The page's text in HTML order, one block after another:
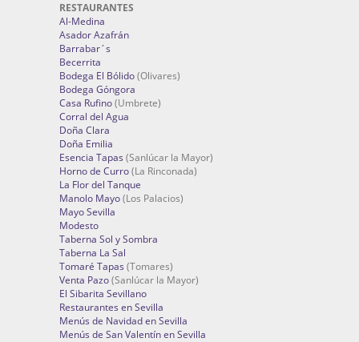
RESTAURANTES
Al-Medina
Asador Azafrán
Barrabar´s
Becerrita
Bodega El Bólido(Olivares)
Bodega Góngora
Casa Rufino(Umbrete)
Corral del Agua
Doña Clara
Doña Emilia
Esencia Tapas (Sanlúcar la Mayor)
Horno de Curro(La Rinconada)
La Flor del Tanque
Manolo Mayo(Los Palacios)
Mayo Sevilla
Modesto
Taberna Sol y Sombra
Taberna La Sal
Tomaré Tapas (Tomares)
Venta Pazo(Sanlúcar la Mayor)
El Sibarita Sevillano
Restaurantes en Sevilla
Menús de Navidad en Sevilla
Menús de San Valentín en Sevilla